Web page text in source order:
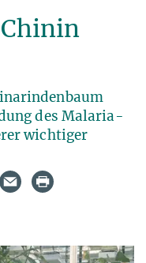
des Malaria-
wichtiger